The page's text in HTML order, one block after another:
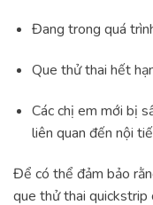
Đang trong quá
Que thử thai hết
Các chị em mới bị
liên quan đến nội
Để có thể đảm bảo
que thử thai quickstrip